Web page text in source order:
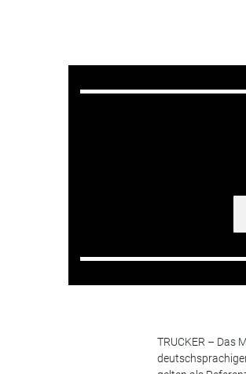
TRUCKER – Das